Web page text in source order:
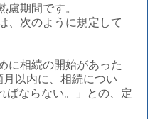
慮期間です。
、次のように規定して
に相続の開始があった
月以内に、相続につい
ばならない。」との、定